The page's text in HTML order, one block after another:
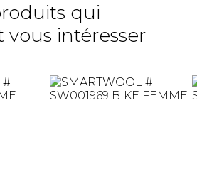
qui
vous intéresser